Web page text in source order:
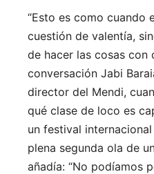
“Esto es como cuando
cuestión de valentía,
de hacer las cosas con
conversación Jabi
director del Mendi,
qué clase de loco es
un festival
plena segunda ola de
añadía: “No podíamos